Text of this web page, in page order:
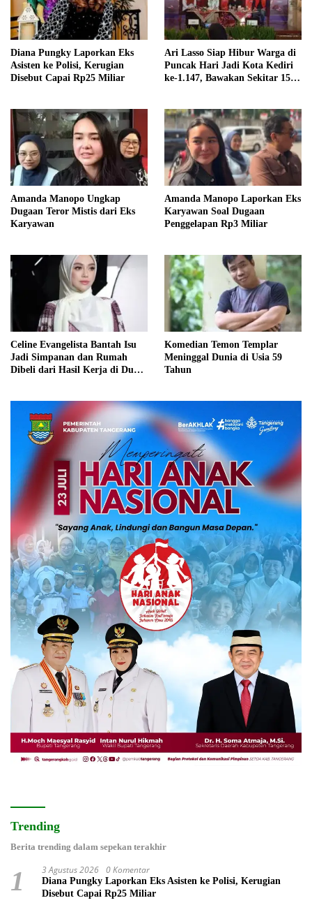
Diana Pungky Laporkan Eks
Asisten ke Polisi, Kerugian
Disebut Capai Rp25 Miliar
Ari Lasso Siap Hibur Warga di
Puncak Hari Jadi Kota Kediri
ke-1.147, Bawakan Sekitar 15
Amanda Manopo Ungkap
Dugaan Teror Mistis dari Eks
Karyawan
Amanda Manopo Laporkan Eks
Karyawan Soal Dugaan
Penggelapan Rp3 Miliar
Celine Evangelista Bantah Isu
Jadi Simpanan dan Rumah
Dibeli dari Hasil Kerja di Dunia
Komedian Temon Templar
Meninggal Dunia di Usia 59
Tahun
Trending
Berita trending dalam sepekan terakhir
1 3 Agustus 2026 0 Komentar
Diana Pungky Laporkan Eks Asisten ke Polisi, Kerugian
Disebut Capai Rp25 Miliar